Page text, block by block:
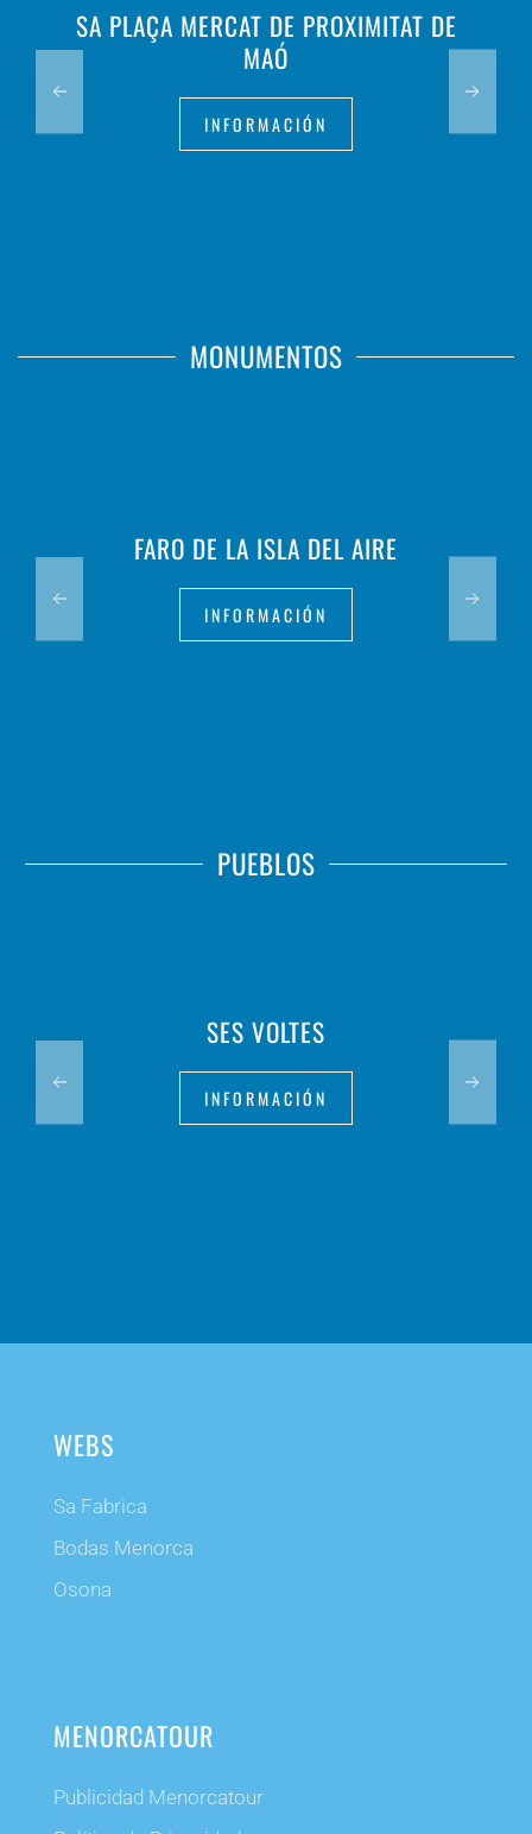
SA PLAÇA MERCAT DE PROXIMITAT DE
MAÓ
INFORMACIÓN
MONUMENTOS
FARO DE LA ISLA DEL AIRE
INFORMACIÓN
PUEBLOS
SES VOLTES
INFORMACIÓN
WEBS
Sa Fabrica
Bodas Menorca
Osona
MENORCATOUR
Publicidad Menorcatour